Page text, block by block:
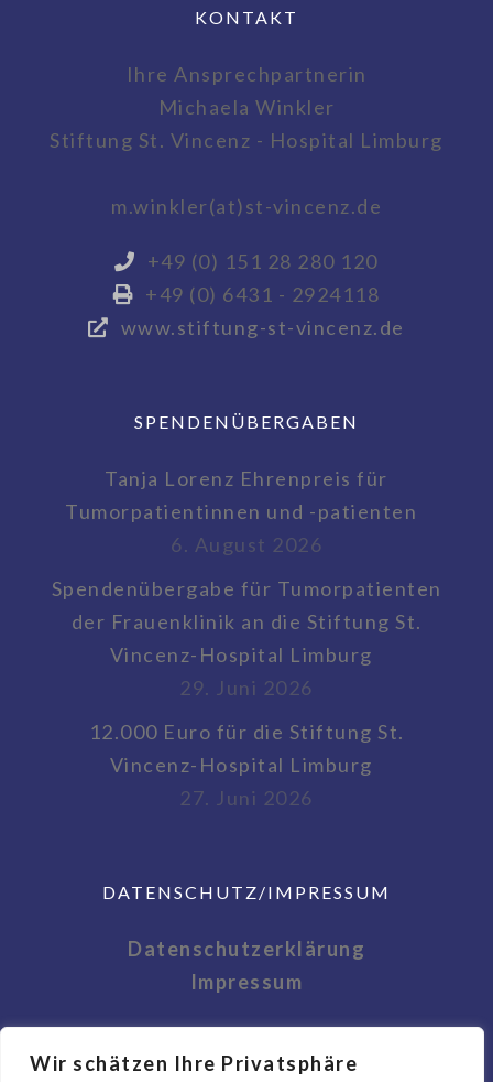
Wir schätzen Ihre Privatsphäre
KONTAKT
Ihre Ansprechpartnerin
Michaela Winkler
Stiftung St. Vincenz - Hospital Limburg
m.winkler(at)st-vincenz.de
+49 (0) 151 28 280 120
+49 (0) 6431 - 2924118
www.stiftung-st-vincenz.de
SPENDENÜBERGABEN
Tanja Lorenz Ehrenpreis für
Tumorpatientinnen und -patienten
6. August 2026
Spendenübergabe für Tumorpatienten
der Frauenklinik an die Stiftung St.
Vincenz-Hospital Limburg
29. Juni 2026
12.000 Euro für die Stiftung St.
Vincenz-Hospital Limburg
27. Juni 2026
DATENSCHUTZ/IMPRESSUM
Datenschutzerklärung
Impressum